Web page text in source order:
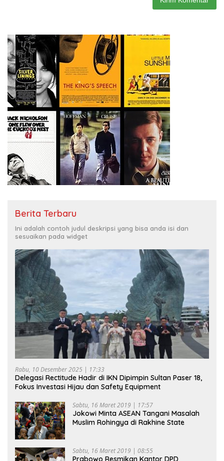
Berita Terbaru
Ini adalah contoh judul deskripsi yang bisa anda isi dan
sesuaikan pada widget
Rabu, 10 Desember 2025 | 17:33
Delegasi Rectitude Hadir di IKN Dipimpin Sultan Paser 18,
Fokus Investasi Hijau dan Safety Equipment
Sabtu, 16 Maret 2019 | 17:57
Jokowi Minta ASEAN Tangani Masalah
Muslim Rohingya di Rakhine State
Sabtu, 16 Maret 2019 | 08:55
Prabowo Resmikan Kantor DPD